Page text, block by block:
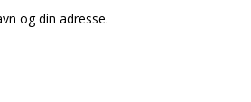
og din adresse.